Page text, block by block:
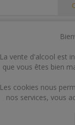
La vente d'alcool est
que vous êtes bien
Les cookies nous
nos services, vous